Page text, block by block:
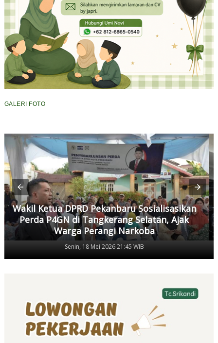
GALERI FOTO
Wakil Ketua DPRD Pekanbaru Sosialisasikan
Perda P4GN di Tangkerang Selatan, Ajak
Warga Perangi Narkoba
Senin, 18 Mei 2026 21:45 WIB